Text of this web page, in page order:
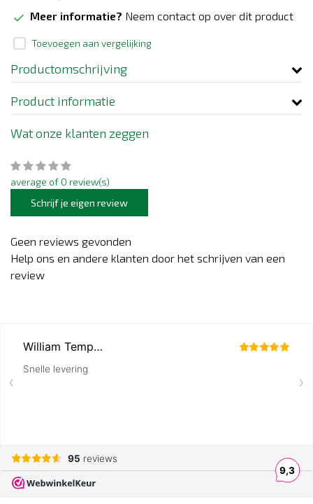
Meer informatie? Neem contact op over dit product
Toevoegen aan vergelijking
Productomschrijving
Product informatie
Wat onze klanten zeggen
average of 0 review(s)
Schrijf je eigen review
Geen reviews gevonden
Help ons en andere klanten door het schrijven van een
review